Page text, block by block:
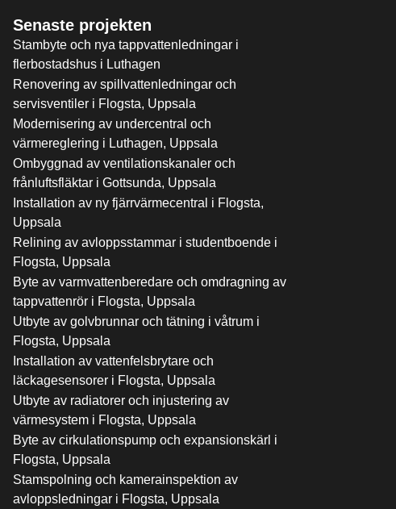
Senaste projekten
Stambyte och nya tappvattenledningar i
flerbostadshus i Luthagen
Renovering av spillvattenledningar och
servisventiler i Flogsta, Uppsala
Modernisering av undercentral och
värmereglering i Luthagen, Uppsala
Ombyggnad av ventilationskanaler och
frånluftsfläktar i Gottsunda, Uppsala
Installation av ny fjärrvärmecentral i Flogsta,
Uppsala
Relining av avloppsstammar i studentboende i
Flogsta, Uppsala
Byte av varmvattenberedare och omdragning av
tappvattenrör i Flogsta, Uppsala
Utbyte av golvbrunnar och tätning i våtrum i
Flogsta, Uppsala
Installation av vattenfelsbrytare och
läckagesensorer i Flogsta, Uppsala
Utbyte av radiatorer och injustering av
värmesystem i Flogsta, Uppsala
Byte av cirkulationspump och expansionskärl i
Flogsta, Uppsala
Stamspolning och kamerainspektion av
avloppsledningar i Flogsta, Uppsala